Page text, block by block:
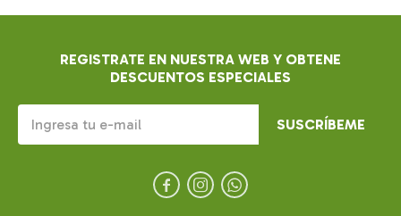
REGISTRATE EN NUESTRA WEB Y OBTENE
DESCUENTOS ESPECIALES
SUSCRÍBEME
  